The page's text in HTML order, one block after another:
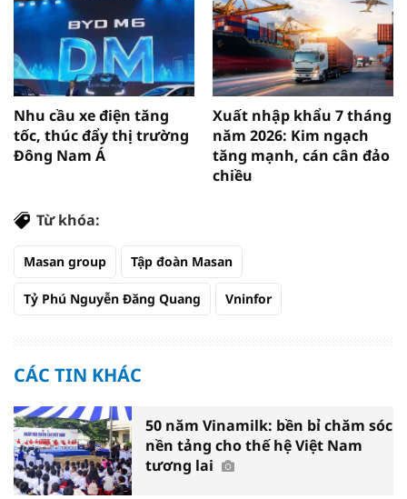
Nhu cầu xe điện tăng
tốc, thúc đẩy thị trường
Đông Nam Á
Xuất nhập khẩu 7 tháng
năm 2026: Kim ngạch
tăng mạnh, cán cân đảo
chiều
Từ khóa:
Masan group Tập đoàn Masan
Tỷ Phú Nguyễn Đăng Quang Vninfor
CÁC TIN KHÁC
50 năm Vinamilk: bền bỉ chăm sóc
nền tảng cho thế hệ Việt Nam
tương lai